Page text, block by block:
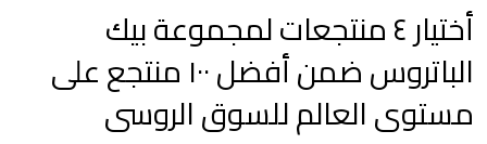
أختيار ٤ منتجعات لمجموعة بيك
الباتروس ضمن أفضل ١٠٠ منتجع على
مستوى العالم للسوق الروسى